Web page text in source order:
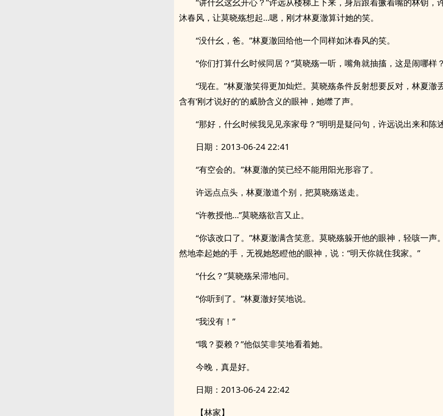
沐春风，让莫晓殇想起…嗯，刚才林夏澈算计她的笑。
“没什幺，爸。”林夏澈回给他一个同样如沐春风的笑。
“你们打算什幺时候同居？”莫晓殇一听，嘴角就抽搐，这是闹哪样
“现在。”林夏澈笑得更加灿烂。莫晓殇条件反射想要反对，林夏澈
含有‘刚才说好的’的威胁含义的眼神，她噤了声。
“那好，什幺时候我见见亲家母？”明明是疑问句，许远说出来和陈
日期：2013-06-24 22:41
“有空会的。”林夏澈的笑已经不能用阳光形容了。
许远点点头，林夏澈道个别，把莫晓殇送走。
“许教授他…”莫晓殇欲言又止。
“你该改口了。”林夏澈满含笑意。莫晓殇躲开他的眼神，轻咳一声
然地牵起她的手，无视她怒瞪他的眼神，说：“明天你就住我家。”
“什幺？”莫晓殇呆滞地问。
“你听到了。”林夏澈好笑地说。
“我没有！”
“哦？耍赖？”他似笑非笑地看着她。
今晚，真是好。
日期：2013-06-24 22:42
【林家】